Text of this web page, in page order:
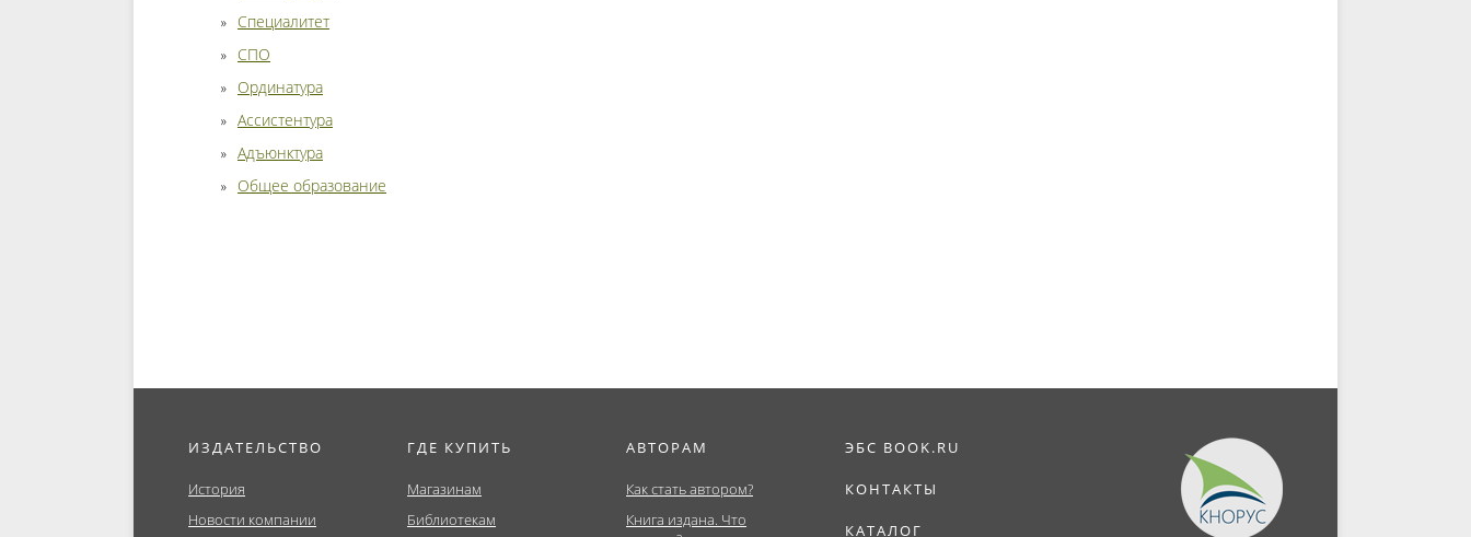
Специалитет
СПО
Ординатура
Ассистентура
Адъюнктура
Общее образование
ИЗДАТЕЛЬСТВО
История
Новости компании
ГДЕ КУПИТЬ
Магазинам
Библиотекам
АВТОРАМ
Как стать автором?
Книга издана. Что
ЭБС BOOK.RU
КОНТАКТЫ
КАТАЛОГ